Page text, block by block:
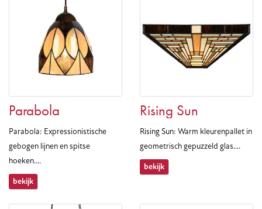
Parabola
Parabola: Expressionistische
gebogen lijnen en spitse
hoeken....
bekijk
Rising Sun
Rising Sun: Warm kleurenpallet in
geometrisch gepuzzeld glas....
bekijk